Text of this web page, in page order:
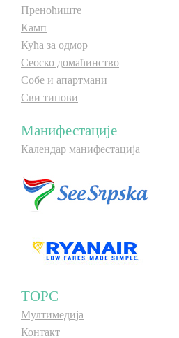
Преноћиште
Камп
Кућа за одмор
Сеоско домаћинство
Собе и апартмани
Сви типови
Манифестације
Календар манифестација
ТОРС
Мултимедија
Контакт